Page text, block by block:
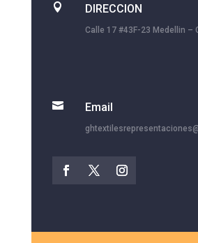
 DIRECCION
Calle 17 #43F-23 Medellin –
 Email